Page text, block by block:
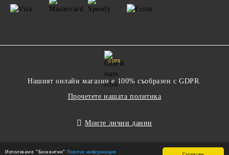
Използваме "Бисквитки" Повече информация
GDPR
Нашият онлайн магазин е 100% съобразен с GDPR.
Прочетете нашата политика
Моите лични данни